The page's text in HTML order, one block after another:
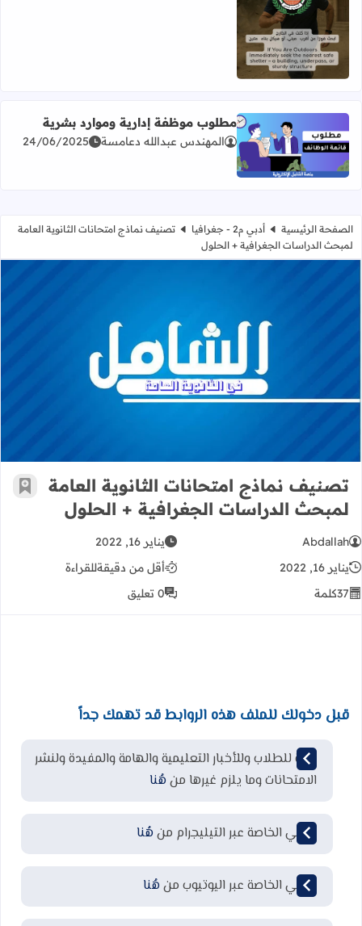
اقرأ المزيد عن تعليمات هامة من الدفاع المدني الفلسطيني
اقرأ المزيد عن مطلوب موظفة إدارية وموارد بشرية
مطلوب موظفة إدارية وموارد بشرية
المهندس عبدالله دعامسة 24/06/2025
الصفحة الرئيسية أدبي م2 - جغرافيا
تصنيف نماذج امتحانات الثانوية العامة
لمبحث الدراسات الجغرافية + الحلول
تصنيف نماذج امتحانات الثانوية
تصنيف نماذج امتحانات الثانوية العامة
لمبحث الدراسات الجغرافية + الحلول
أضف
Abdallah
يناير 16, 2022
يناير 16, 2022
أقل من دقيقةللقراءة
37كلمة 0 تعليق
قبل دخولك للملف هذه الروابط قد تهمك جداً
قناة للطلاب وللأخبار التعليمية والهامة والمفيدة ولنشر
الامتحانات وما يلزم غيرها من هُنا
قناتي الخاصة عبر التيليجرام من هُنا
قناتي الخاصة عبر اليوتيوب من هُنا